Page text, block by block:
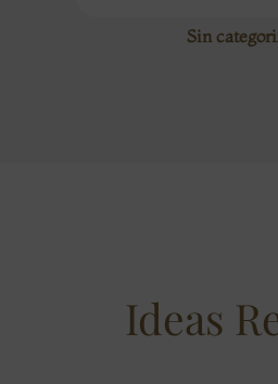
Sin
Ideas